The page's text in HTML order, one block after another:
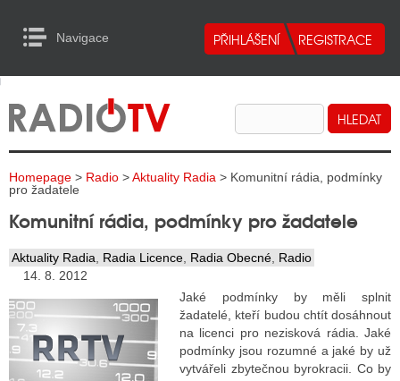
Navigace
RADIA
TELEVIZE
INTERNET
TISK
RÁDIÍ
RÁDIÍ
to Content
Homepage > Radio >Aktuality Radia > Komunitní rádia, podmínky
pro žadatele
Komunitní rádia, podmínky pro žadatele
Aktuality Radia Radia Licence Radia Obecné Radio
14. 8. 2012
Jaké podmínky by měli splnit
žadatelé, kteří budou chtít dosáhnout
na licenci pro nezisková rádia. Jaké
podmínky jsou rozumné a jaké by už
vytvářeli zbytečnou byrokracii. Co by